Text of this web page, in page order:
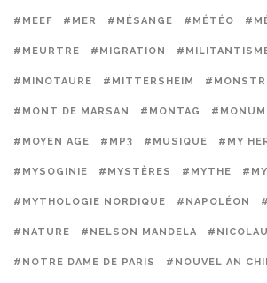
#MEEF #MER #MÉSANGE #MÉTÉO
#MEURTRE #MIGRATION
#MINOTAURE #MITTERSHEIM
#MONT DE MARSAN #MONTAG
#MOYEN AGE #MP3 #MUSIQUE #MY
#MYSOGINIE #MYSTÈRES #MYTHE
#MYTHOLOGIE NORDIQUE #NAPOLÉON
#NATURE #NELSON MANDELA
#NOTRE DAME DE PARIS #NOUVEL AN